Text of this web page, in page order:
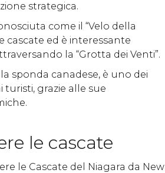
strategica.
come il “Velo della
cascate ed è interessante
la “Grotta dei Venti”.
sponda canadese, è uno dei
turisti, grazie alle sue
le cascate
le Cascate del Niagara da New